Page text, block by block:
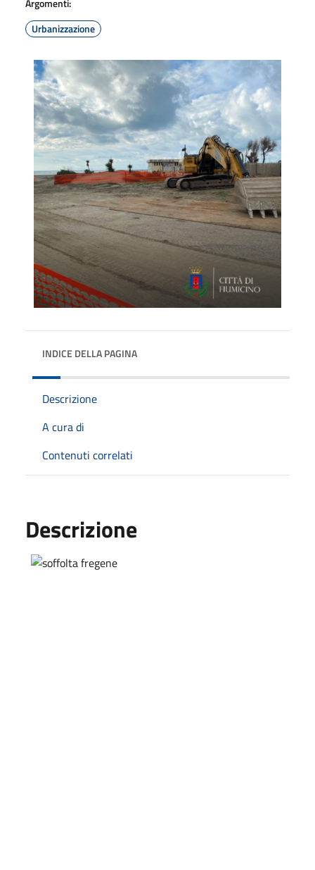
Argomenti:
Urbanizzazione
INDICE DELLA PAGINA
Descrizione
A cura di
Contenuti correlati
Descrizione